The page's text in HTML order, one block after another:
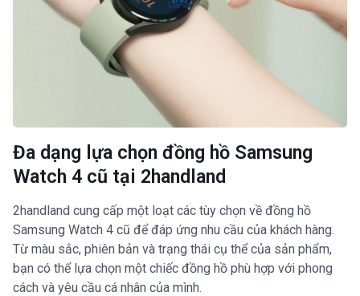
Đa dạng lựa chọn đồng hồ Samsung
Watch 4 cũ tại 2handland
2handland cung cấp một loạt các tùy chọn về đồng hồ
Samsung Watch 4 cũ để đáp ứng nhu cầu của khách hàng.
Từ màu sắc, phiên bản và trạng thái cụ thể của sản phẩm,
bạn có thể lựa chọn một chiếc đồng hồ phù hợp với phong
cách và yêu cầu cá nhân của mình.